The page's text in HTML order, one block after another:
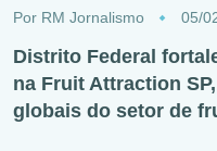
Por RM Jornalismo 05/
Distrito Federal
na Fruit Attraction
globais do setor de